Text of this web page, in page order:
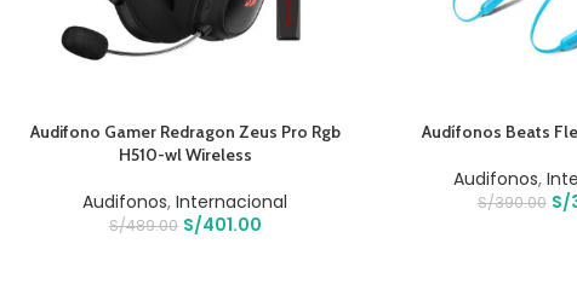
AÑADIR AL CARRITO
Audifono Gamer Redragon Zeus Pro Rgb
H510-wl Wireless
Audifonos,Internacional
S/489.00 S/401.00
AÑADIR AL CARRITO
Audífonos Beats
Audifonos,
S/390.00 S/